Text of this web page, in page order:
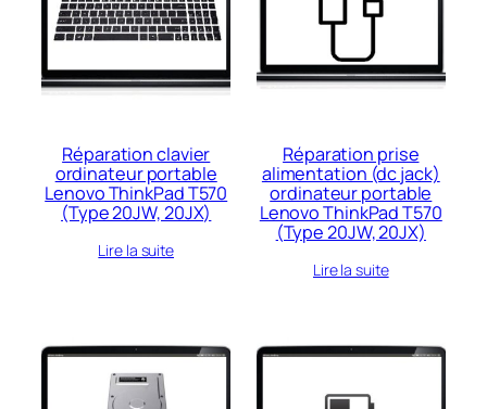
Réparation clavier
ordinateur portable
Lenovo ThinkPad T570
(Type 20JW, 20JX)
Lire la suite
Réparation prise
alimentation (dc jack)
ordinateur portable
Lenovo ThinkPad T570
(Type 20JW, 20JX)
Lire la suite